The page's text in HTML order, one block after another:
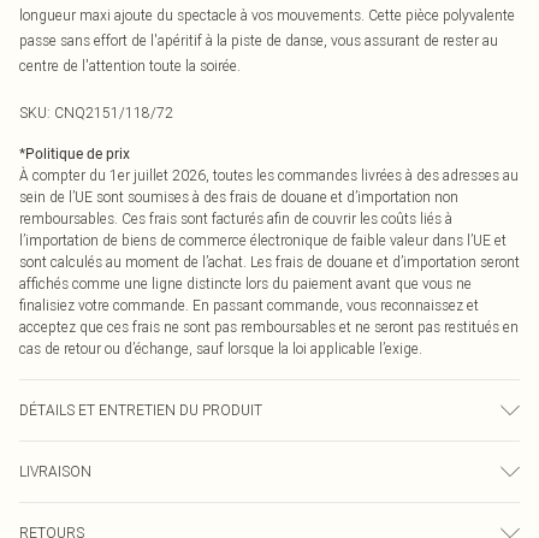
longueur maxi ajoute du spectacle à vos mouvements. Cette pièce polyvalente
passe sans effort de l'apéritif à la piste de danse, vous assurant de rester au
centre de l'attention toute la soirée.
SKU: CNQ2151/118/72
*Politique de prix
À compter du 1er juillet 2026, toutes les commandes livrées à des adresses au
sein de l’UE sont soumises à des frais de douane et d’importation non
remboursables. Ces frais sont facturés afin de couvrir les coûts liés à
l’importation de biens de commerce électronique de faible valeur dans l’UE et
sont calculés au moment de l’achat. Les frais de douane et d’importation seront
affichés comme une ligne distincte lors du paiement avant que vous ne
finalisiez votre commande. En passant commande, vous reconnaissez et
acceptez que ces frais ne sont pas remboursables et ne seront pas restitués en
cas de retour ou d’échange, sauf lorsque la loi applicable l’exige.
DÉTAILS ET ENTRETIEN DU PRODUIT
déteindre.
LIVRAISON
RETOURS